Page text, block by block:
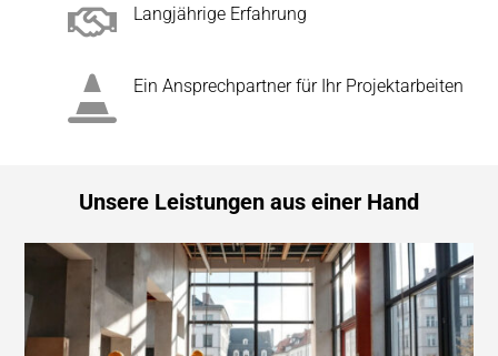
 Langjährige Erfahrung
 Ein Ansprechpartner für Ihr Projektarbeiten
Unsere Leistungen aus einer Hand